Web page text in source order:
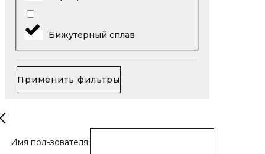
Бижутерный сплав
Применить фильтры
Имя пользователя